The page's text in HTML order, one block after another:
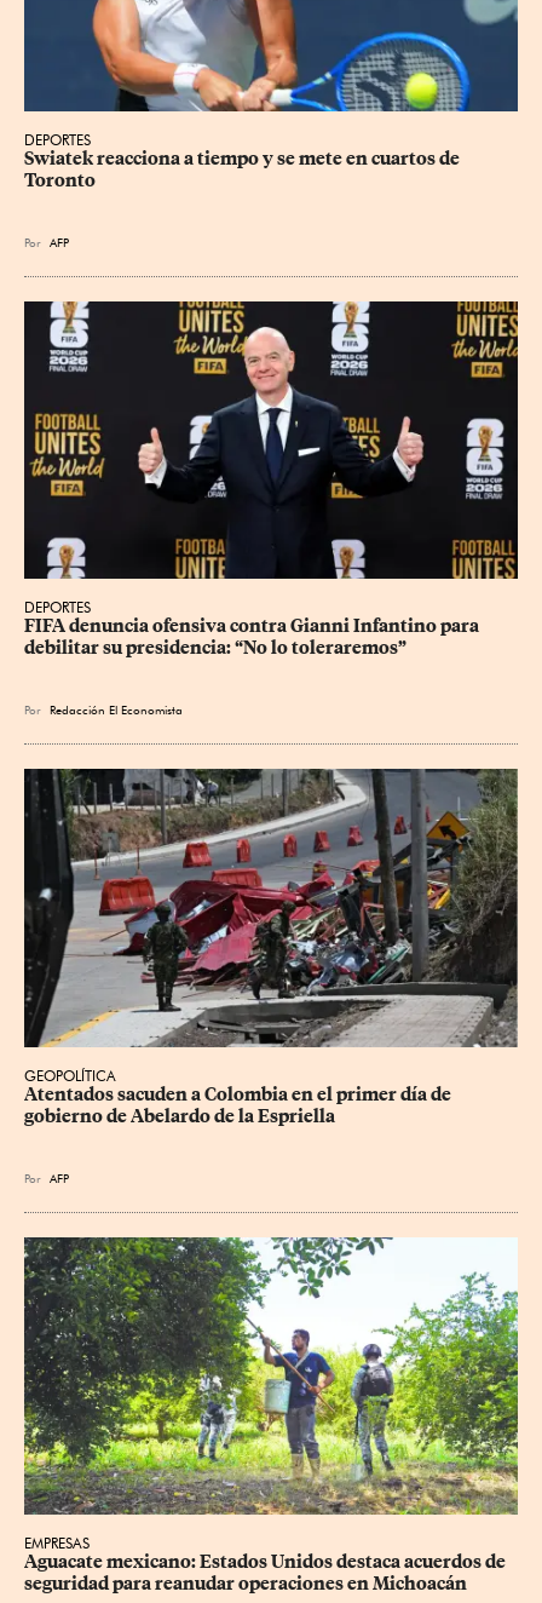
DEPORTES
Swiatek reacciona a tiempo y se mete en cuartos de
Toronto
Por AFP
DEPORTES
FIFA denuncia ofensiva contra Gianni Infantino para
debilitar su presidencia: “No lo toleraremos”
Por Redacción El Economista
GEOPOLÍTICA
Atentados sacuden a Colombia en el primer día de
gobierno de Abelardo de la Espriella
Por AFP
EMPRESAS
Aguacate mexicano: Estados Unidos destaca acuerdos de
seguridad para reanudar operaciones en Michoacán